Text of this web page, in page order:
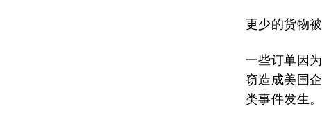
更少的货物
一些订单因
窃造成美国
类事件发生。